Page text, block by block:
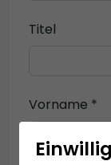
Titel
Vorname *